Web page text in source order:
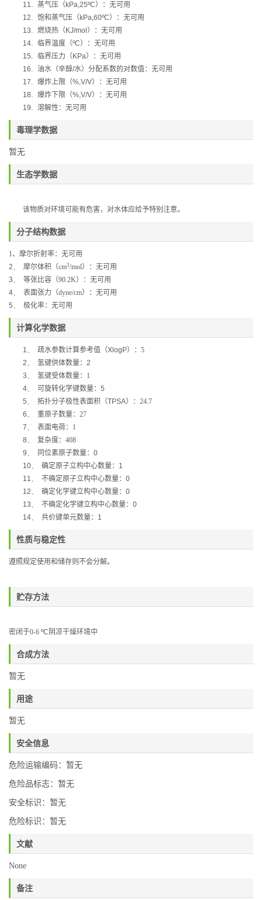
11.
蒸气压（ kPa,25ºC）：无可用
12. 饱和蒸气压（ kPa,60ºC）：无可用
13. 燃烧热（ KJ/mol ）：无可用
14.
临界温度（ºC）：无可用
15.
临界压力（ KPa）：无可用
16. 油水（辛醇/水）分配系数的对数值：无可用
17. 爆炸上限（%,V/V）：无可用
18. 爆炸下限（%,V/V）：无可用
19. 溶解性：无可用
毒理学数据
暂无
生态学数据
该物质对环境可能有危害，对水体应给予特别注意。
分子结构数据
1、 摩尔折射率：无可用
2、
摩尔体积（cm3/mol）：无可用
3、
等张比容（90.2K）：无可用
4、
表面张力（dyne/cm）：无可用
5、
极化率：无可用
计算化学数据
1、 疏水参数计算参考值（XlogP）：5
2、
氢键供体数量： 2
3、
氢键受体数量：1
4、
可旋转化学键数量： 5
5、
拓扑分子极性表面积（TPSA）：24.7
6、
重原子数量：27
7、
表面电荷：1
8、
复杂度：408
9、
同位素原子数量： 0
10、
确定原子立构中心数量： 1
11、
不确定原子立构中心数量： 0
12、
确定化学键立构中心数量： 0
13、
不确定化学键立构中心数量： 0
14、
共价键单元数量： 1
性质与稳定性
遵照规定使用和储存则不会分解。
贮存方法
密闭于0-6 ºC 阴凉干燥环境中
合成方法
暂无
用途
暂无
安全信息
危险运输编码：暂无
危险品标志：暂无
安全标识：暂无
危险标识：暂无
文献
None
备注